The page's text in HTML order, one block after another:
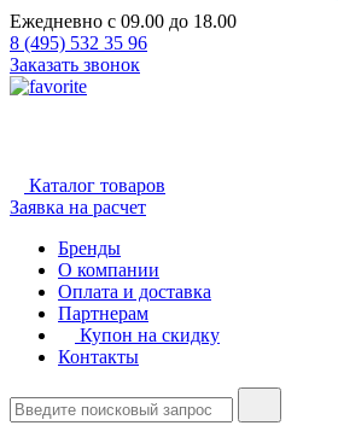
Ежедневно с 09.00 до 18.00
8 (495) 532 35 96
Заказать звонок
Каталог товаров
Заявка на расчет
Бренды
О компании
Оплата и доставка
Партнерам
Купон на скидку
Контакты